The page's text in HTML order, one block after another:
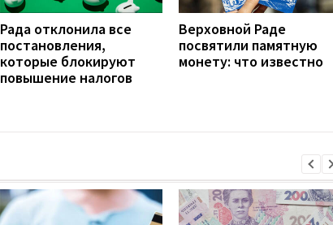
Рада отклонила все
постановления,
которые блокируют
повышение налогов
Верховной Раде
посвятили памятную
монету: что известно